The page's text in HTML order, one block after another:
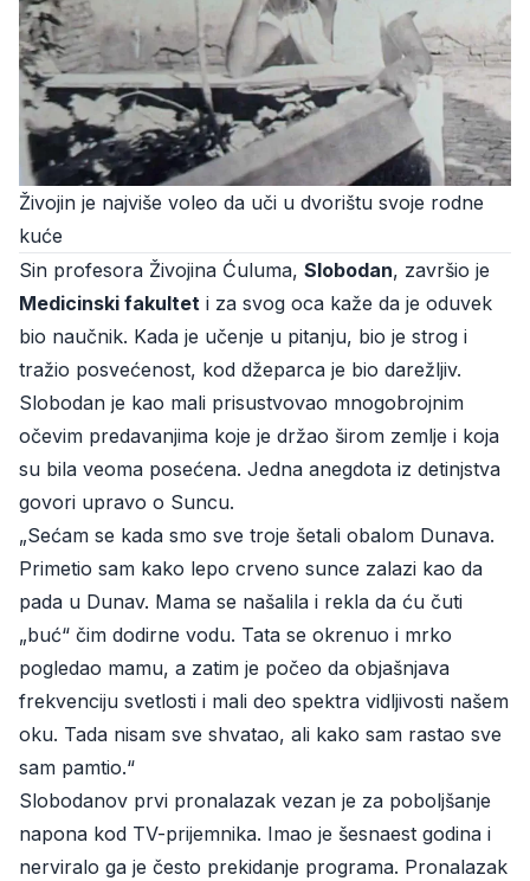
Živojin je najviše voleo da uči u dvorištu svoje rodne
kuće
Sin profesora Živojina Ćuluma, Slobodan, završio je
Medicinski fakultet i za svog oca kaže da je oduvek
bio naučnik. Kada je učenje u pitanju, bio je strog i
tražio posvećenost, kod džeparca je bio darežljiv.
Slobodan je kao mali prisustvovao mnogobrojnim
očevim predavanjima koje je držao širom zemlje i koja
su bila veoma posećena. Jedna anegdota iz detinjstva
govori upravo o Suncu.
„Sećam se kada smo sve troje šetali obalom Dunava.
Primetio sam kako lepo crveno sunce zalazi kao da
pada u Dunav. Mama se našalila i rekla da ću čuti
„buć“ čim dodirne vodu. Tata se okrenuo i mrko
pogledao mamu, a zatim je počeo da objašnjava
frekvenciju svetlosti i mali deo spektra vidljivosti našem
oku. Tada nisam sve shvatao, ali kako sam rastao sve
sam pamtio.“
Slobodanov prvi pronalazak vezan je za poboljšanje
napona kod TV-prijemnika. Imao je šesnaest godina i
nerviralo ga je često prekidanje programa. Pronalazak